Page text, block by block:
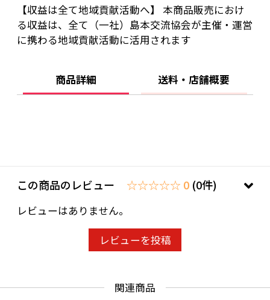
【収益は全て地域貢献活動へ】 本商品販売におけ
る収益は、全て（一社）島本交流協会が主催・運営
に携わる地域貢献活動に活用されます
商品詳細 送料・店舗概要
この商品のレビュー ☆☆☆☆☆ 0 (0件)
レビューはありません。
レビューを投稿
関連商品